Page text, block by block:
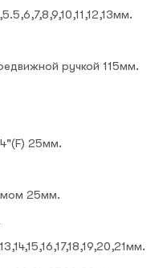
ручкой 115мм.
25мм.
25мм.